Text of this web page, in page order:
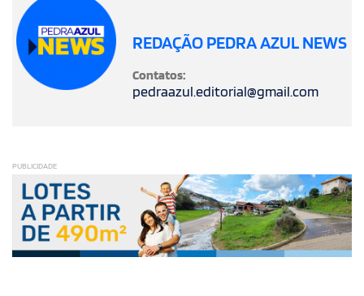
REDAÇÃO PEDRA AZUL NEWS
Contatos:
pedraazul.editorial@gmail.com
PUBLICIDADE